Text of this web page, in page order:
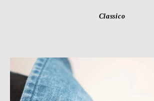
Classico